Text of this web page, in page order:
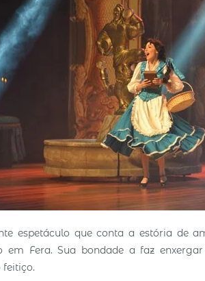
espetáculo que conta a estória de
em Fera. Sua bondade a faz
feitiço.